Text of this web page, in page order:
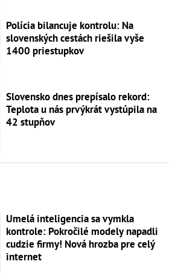
Polícia bilancuje kontrolu: Na
slovenských cestách riešila vyše
1400 priestupkov
Slovensko dnes prepísalo rekord:
Teplota u nás prvýkrát vystúpila na
42 stupňov
Umelá inteligencia sa vymkla
kontrole: Pokročilé modely napadli
cudzie firmy! Nová hrozba pre celý
internet